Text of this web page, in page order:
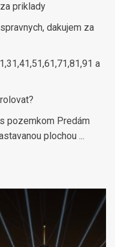
priklady
dakujem za
a
pozemkom Predám
plochou ...